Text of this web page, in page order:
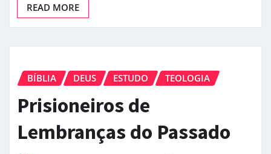
READ MORE
BÍBLIA DEUS ESTUDO TEOLOGIA
Prisioneiros de
Lembranças do Passado